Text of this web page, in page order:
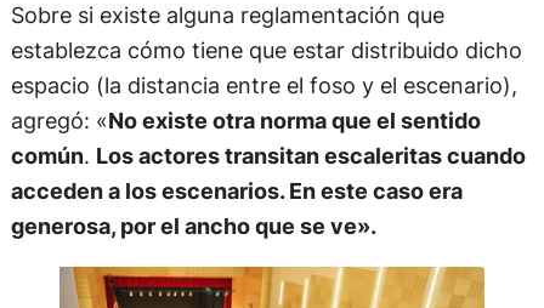
Sobre si existe alguna reglamentación que
establezca cómo tiene que estar distribuido dicho
espacio (la distancia entre el foso y el escenario),
agregó: «No existe otra norma que el sentido
común. Los actores transitan escaleritas cuando
acceden a los escenarios. En este caso era
generosa, por el ancho que se ve».